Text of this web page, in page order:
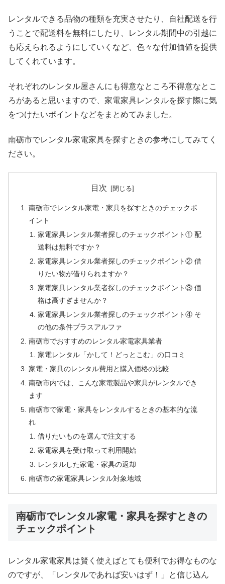
レンタルできる品物の種類を充実させたり、自社配送を行
うことで配送料を無料にしたり、レンタル期間中の引越に
も応えられるようにしていくなど、色々な付加価値を提供
してくれています。
それぞれのレンタル屋さんにも得意なところ不得意なとこ
ろがあると思いますので、家電家具レンタルを探す際に気
をつけたいポイントなどをまとめてみました。
南砺市でレンタル家電家具を探すときの参考にしてみてく
ださい。
目次
南砺市でレンタル家電・家具を探すときのチェックポ
イント
家電家具レンタル業者探しのチェックポイント① 配
送料は無料ですか？
家電家具レンタル業者探しのチェックポイント② 借
りたい物が借りられますか？
家電家具レンタル業者探しのチェックポイント③ 価
格は高すぎませんか？
家電家具レンタル業者探しのチェックポイント④ そ
の他の条件プラスアルファ
南砺市でおすすめのレンタル家電家具業者
家電レンタル「かして！どっとこむ」の口コミ
家電・家具のレンタル費用と購入価格の比較
南砺市内では、こんな家電製品や家具がレンタルでき
ます
南砺市で家電・家具をレンタルするときの基本的な流
れ
借りたいものを選んで注文する
家電家具を受け取って利用開始
レンタルした家電・家具の返却
南砺市の家電家具レンタル対象地域
南砺市でレンタル家電・家具を探すときの
チェックポイント
レンタル家電家具は賢く使えばとても便利でお得なものな
のですが、「レンタルであれば安いはず！」と信じ込ん